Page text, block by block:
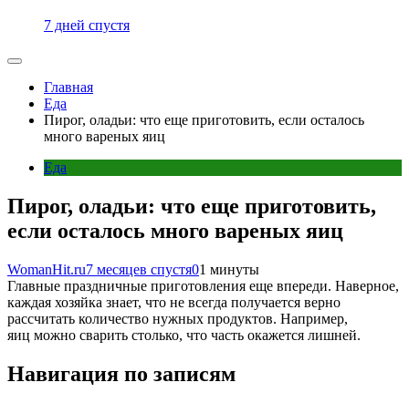
7 дней спустя
Главная
Еда
Пирог, оладьи: что еще приготовить, если осталось
много вареных яиц
Еда
Пирог, оладьи: что еще приготовить,
если осталось много вареных яиц
WomanHit.ru7 месяцев спустя01 минуты
Главные праздничные приготовления еще впереди. Наверное,
каждая хозяйка знает, что не всегда получается верно
рассчитать количество нужных продуктов. Например,
яиц можно сварить столько, что часть окажется лишней.
Навигация по записям